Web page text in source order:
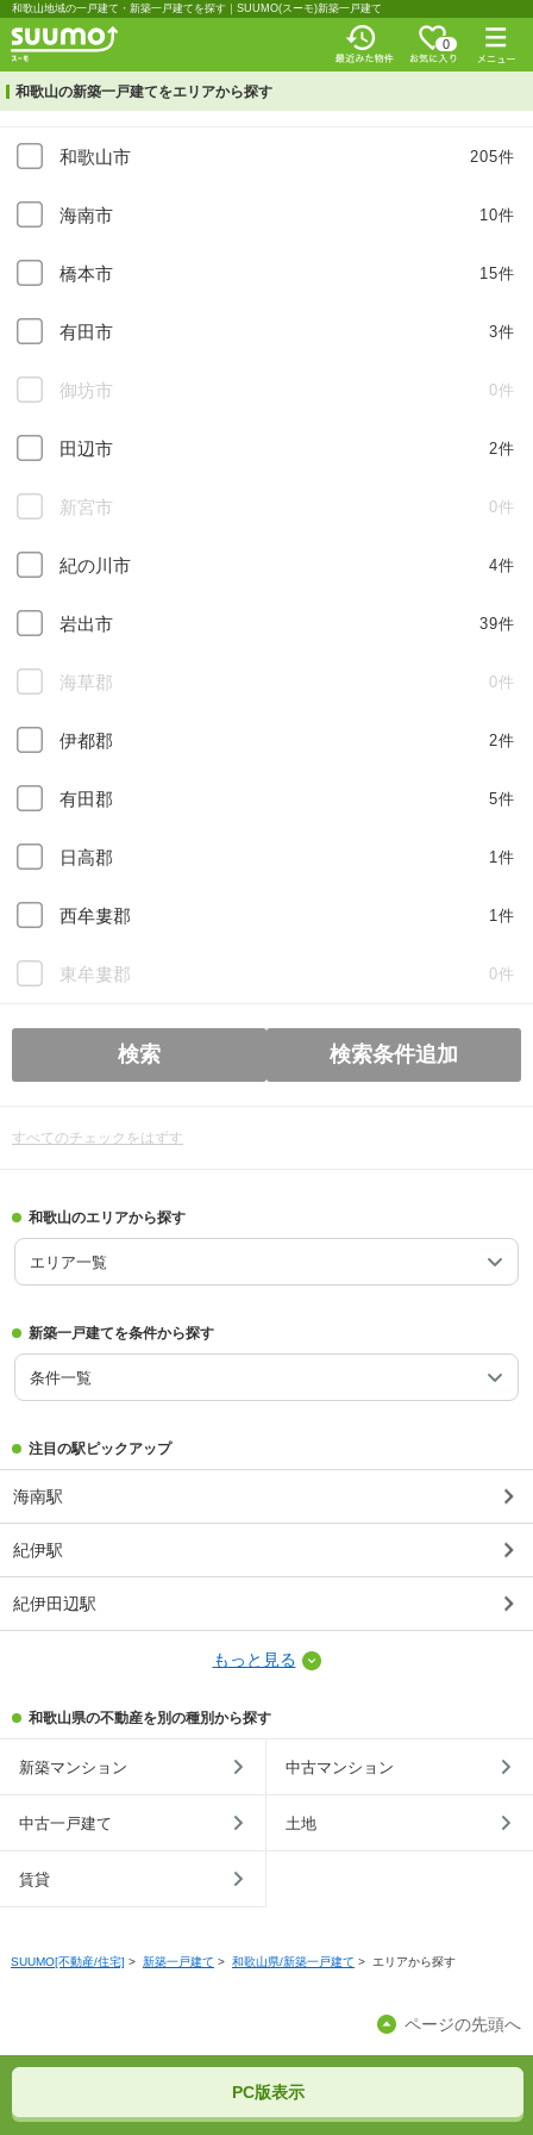
和歌山地域の一戸建て・新築一戸建てを探す｜SUUMO(スーモ)新築一戸建て
0
和歌山の新築一戸建てをエリアから探す
和歌山市 205件
海南市 10件
橋本市 15件
有田市 3件
御坊市 0件
田辺市 2件
新宮市 0件
紀の川市 4件
岩出市 39件
海草郡 0件
伊都郡 2件
有田郡 5件
日高郡 1件
西牟婁郡 1件
東牟婁郡 0件
検索 検索条件追加
すべてのチェックをはずす
和歌山のエリアから探す
エリア一覧
新築一戸建てを条件から探す
条件一覧
注目の駅ピックアップ
海南駅
紀伊駅
紀伊田辺駅
もっと見る
和歌山県の不動産を別の種別から探す
新築マンション 中古マンション
中古一戸建て 土地
賃貸
SUUMO[不動産/住宅] > 新築一戸建て > 和歌山県/新築一戸建て > エリアから探す
ページの先頭へ
PC版表示